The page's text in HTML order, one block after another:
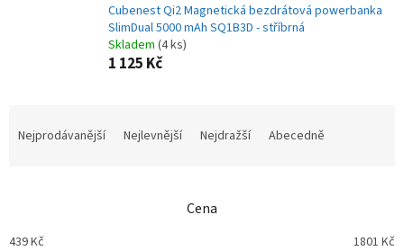
Cubenest Qi2 Magnetická bezdrátová powerbanka
SlimDual 5000 mAh SQ1B3D - stříbrná
Skladem (4 ks)
1 125 Kč
p
Nejprodávanější Nejlevnější Nejdražší Abecedně
Cena
439Kč 1801 Kč